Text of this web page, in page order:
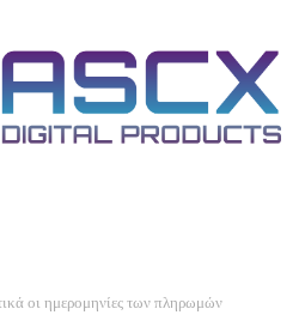
οι ημερομηνίες των πληρωμών